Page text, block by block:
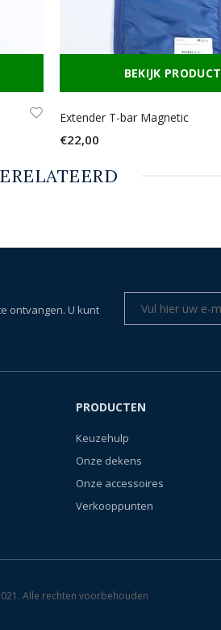
BEKIJK PRODUCT
Extender T-bar Magnetic
€22,00
ontvangen. U kunt
PRODUCTEN
Keuzehulp
Onze dekens
Onze accessoires
Verkooppunten
Alle rechten voorbehouden